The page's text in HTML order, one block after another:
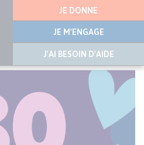
latérale
JE DONNE
JE M'ENGAGE
J'AI BESOIN D'AIDE